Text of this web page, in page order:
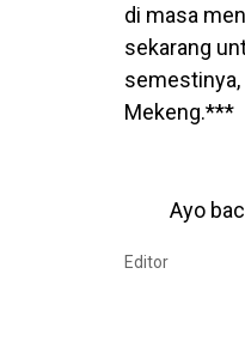
di masa
sekarang
semestinya,
Mekeng.***
Ayo
Editor